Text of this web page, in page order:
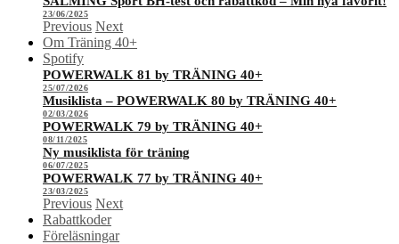
23/06/2025
Previous Next
Om Träning 40+
Spotify
POWERWALK 81 by TRÄNING 40+
25/07/2026
Musiklista – POWERWALK 80 by TRÄNING 40+
02/03/2026
POWERWALK 79 by TRÄNING 40+
08/11/2025
Ny musiklista för träning
06/07/2025
POWERWALK 77 by TRÄNING 40+
23/03/2025
Previous Next
Rabattkoder
Föreläsningar